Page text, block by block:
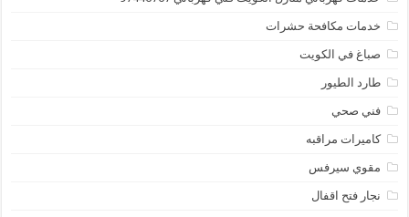
خدمات مكافحة حشرات
صباغ في الكويت
طارد الطيور
فني صحي
كاميرات مراقبه
مقوي سيرفس
نجار فتح اقفال